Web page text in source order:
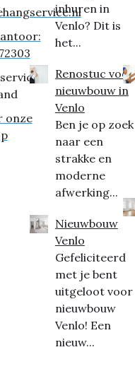
onze
inhuren in
Venlo? Dit is
het...
Renostuc voor
nieuwbouw in
Venlo
Ben je op zoek
naar een
strakke en
moderne
afwerking...
Nieuwbouw
Venlo
Gefeliciteerd
met je bent
uitgeloot voor
nieuwbouw
Venlo! Een
nieuw...